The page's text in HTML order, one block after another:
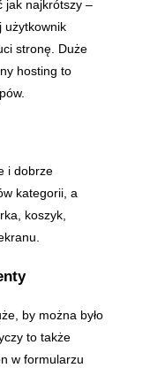
jak najkrótszy –
użytkownik
stronę. Duże
hosting to
i dobrze
kategorii, a
koszyk,
by można było
to także
w formularzu